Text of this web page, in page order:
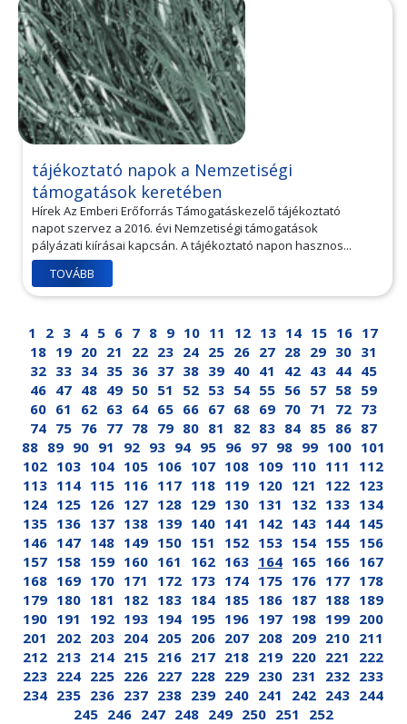
tájékoztató napok a Nemzetiségi
támogatások keretében
Hírek Az Emberi Erőforrás Támogatáskezelő tájékoztató
napot szervez a 2016. évi Nemzetiségi támogatások
pályázati kiírásai kapcsán. A tájékoztató napon hasznos...
TOVÁBB
1 2 3 4 5 6 7 8 9 10 11 12 13 14 15 16 17
18 19 20 21 22 23 24 25 26 27 28 29 30 31
32 33 34 35 36 37 38 39 40 41 42 43 44 45
46 47 48 49 50 51 52 53 54 55 56 57 58 59
60 61 62 63 64 65 66 67 68 69 70 71 72 73
74 75 76 77 78 79 80 81 82 83 84 85 86 87
88 89 90 91 92 93 94 95 96 97 98 99 100 101
102 103 104 105 106 107 108 109 110 111
112
113 114 115 116 117 118 119 120 121 122 123
124 125 126 127 128 129 130 131 132 133 134
135 136 137 138 139 140 141 142 143 144 145
146 147 148 149 150 151 152 153 154 155 156
157 158 159 160 161 162 163 164 165 166 167
168 169 170 171 172 173 174 175 176 177 178
179 180 181 182 183 184 185 186 187 188 189
190 191 192 193 194 195 196 197 198 199 200
201
202 203 204 205 206 207 208 209 210 211
212 213 214 215 216 217 218 219 220 221
222
223 224 225 226 227 228 229 230 231 232 233
234 235 236 237 238 239 240 241 242 243 244
245 246 247 248 249 250 251 252